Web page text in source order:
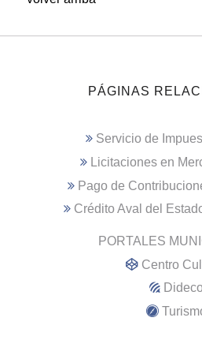
PÁGINAS
Servicio de
Licitaciones en
Pago de
Crédito Aval del
PORTALES
Centro